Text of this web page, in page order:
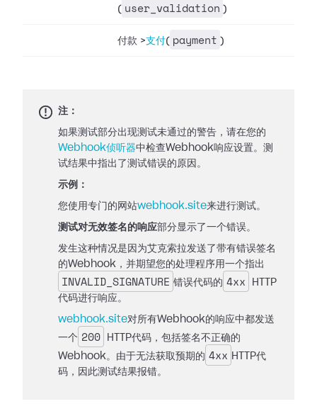
( user_validation )
付款 >支付( payment )
注：
如果测试部分出现测试未通过的警告，请在您的
Webhook侦听器中检查Webhook响应设置。测
试结果中指出了测试错误的原因。
示例：
您使用专门的网站webhook.site来进行测试。
测试对无效签名的响应部分显示了一个错误。
发生这种情况是因为艾克索拉发送了带有错误签名
的Webhook，并期望您的处理程序用一个指出
INVALID_SIGNATURE 错误代码的 4xx
HTTP
代码进行响应。
webhook.site对所有Webhook的响应中都发送
一个 200
HTTP代码，包括签名不正确的
Webhook。由于无法获取预期的 4xx HTTP代
码，因此测试结果报错。